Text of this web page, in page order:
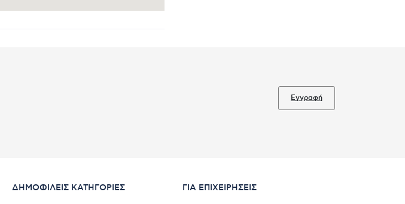
Εγγραφή
ΔΗΜΟΦΙΛΕΊΣ ΚΑΤΗΓΟΡΊΕΣ ΓΙΑ ΕΠΙΧΕΙΡΉΣΕΙΣ